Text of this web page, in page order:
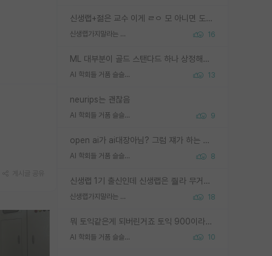
신생랩+젊은 교수 이게 ㄹㅇ 모 아니면 도인듯.
신생랩가지말라는 이유가 있었구나 16
ML 대부분이 골드 스탠다드 하나 상정해놓고 (벤치마크 데이터셋이 여러 개면 여러 개 상정) 그거 얼마나 잘 맞추나 싸움임 가끔 번뜩이는 설계 철학을 보여주는 논문들도 있지만 대부분 그거 성적 얼마나 더 올리느라에 혈안이 되어 있는 측면이 잇음
AI 학회들 거품 슬슬 지적이 나오네요 13
neurips는 괜찮음
AI 학회들 거품 슬슬 지적이 나오네요 9
open ai가 ai대장아님? 그럼 쟤가 하는 말이 다 맞겠네
AI 학회들 거품 슬슬 지적이 나오네요 8
신생랩 1기 출신인데 신생랩은 줠라 무거운 바벨 같은거임. 들면 대박인데 못들면 깔려 죽음. 아무도 알려주지 않는 환경에서 자생해야하지만, 일단 살아남았다면 그 어떤 사람보다 악착같고 생존력 높은 사람으로 거듭날 수 있음
신생랩가지말라는 이유가 있었구나 18
뭐 토익같은게 되버린거죠 토익 900이라고 영어잘하는건 아닙니다만 잘하는사람은 다 900을 넘는 그런
AI 학회들 거품 슬슬 지적이 나오네요 10